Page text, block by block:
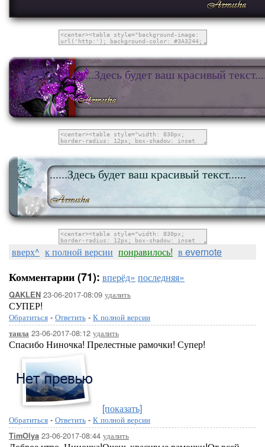
......Здесь будет ваш красивый
......Здесь будет ваш красивый текст......
вверх^ к полной версии понравилось! в evernote
Комментарии (71): вперёд» последняя»
QAKLEN 23-06-2017-08:09 удалить
СУПЕР!
Обратиться - Ответить - К полной версии
таила 23-06-2017-08:12 удалить
Спасибо Ниночка! Прелестные рамочки! Супер!
[показать]
Обратиться - Ответить - К полной версии
TimOlya 23-06-2017-08:44 удалить